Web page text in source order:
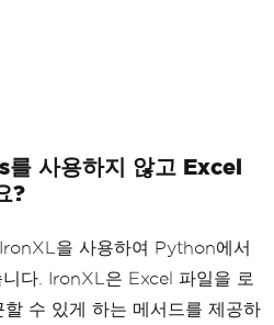
사용하지 않고 Excel
?
을 사용하여 Python에서
다. IronXL은 Excel 파일을 로
수 있게 하는 메서드를 제공하